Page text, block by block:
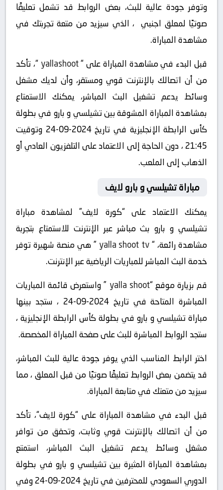
وتوفر جودة عالية للبث، بعض الروابط قد تشمل تعليقًا
صوتيًا لمعلق اجنبي ، الذي سيزيد من متعة تجربتك في
مشاهدة المباراة.
قبل البدء في مشاهدة المباراة على “yallashoot
“، تأكد
من أن اتصالك بالإنترنت قوي ومستقر، وأن لديك مشغل
وسائط يدعم تشغيل البث المباشر، يمكنك الاستمتاع
بمشاهدة المباراة المشوقة بين تشيلسي و بارو في بطولة
كأس الرابطة الإنجليزية في تاريخ 2024-09-24 وتوقيت
21:45 ، دون الحاجة إلى الاعتماد على التلفزيون العادي أو
الذهاب إلى الملعب.
مباراة تشيلسي و بارو لايف
يمكنك الاعتماد على “كورة لايف” لمشاهدة مباراة
تشيلسي و بارو بث مباشر عبر الإنترنت للاستمتاع بتجربة
مشاهدة رائعة، “yalla shoot tv ” هي منصة شهيرة توفر
خدمة البث المباشر للمباريات الرياضية عبر الإنترنت.
قم بزيارة موقع “yalla shoot ” واستعرض قائمة المباريات
المباشرة المتاحة في تاريخ 2024-09-24 ، ستجد بينها
مباراة تشيلسي و بارو في بطولة كأس الرابطة الإنجليزية ،
ستجد الروابط المباشرة للبث على صفحة المباراة المخصصة.
اختر الرابط المناسب الذي يوفر جودة عالية للبث المباشر،
قد يتضمن بعض الروابط تعليقًا صوتيًا من قبل المعلق ، مما
سيزيد من متعتك في متابعة المباراة.
قبل البدء في مشاهدة المباراة على “كورة لايف“، تأكد
من أن اتصالك بالإنترنت قوي وثابت، وتحقق من توافر
مشغل وسائط يدعم تشغيل البث المباشر، استمتع
بمشاهدة المباراة المثيرة بين تشيلسي و بارو في بطولة
الدوري السعودي للمحترفين في تاريخ 2024-09-24 وفي